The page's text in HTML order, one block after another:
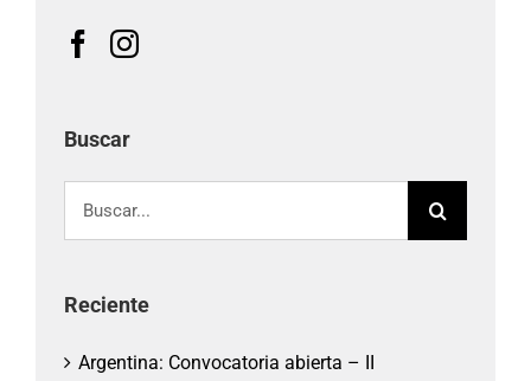
Buscar
Reciente
Argentina: Convocatoria abierta – II